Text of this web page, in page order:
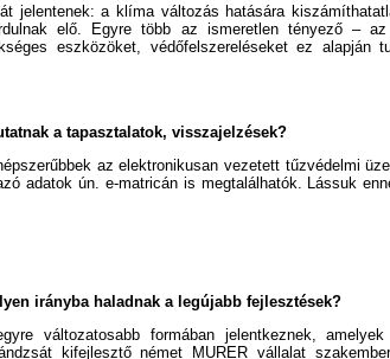
jelentenek: a klíma változás hatására
elő. Egyre több az ismeretlen tényező –
eszközöket, védőfelszereléseket ez alapján
a tapasztalatok, visszajelzések?
az elektronikusan vezetett tűzvédelmi
adatok ún. e-matricán is megtalálhatók. Lássuk
irányba haladnak a legújabb fejlesztések?
változatosabb formában jelentkeznek,
kifejlesztő német MURER vállalat